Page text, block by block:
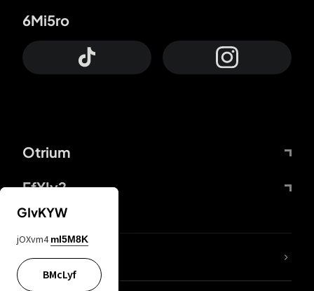
Otrium
FfYIy2
6Mi5ro
65A04M
GIvKYW
jOXvm4 mI5M8K
BMcLyf